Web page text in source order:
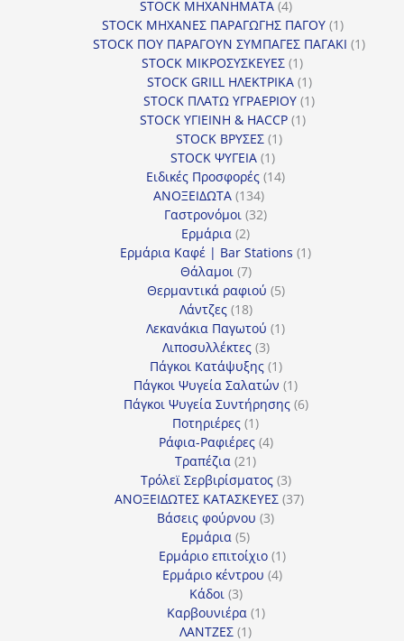
STOCK ΜΗΧΑΝΗΜΑΤΑ 44
προϊόντα
STOCK ΜΗΧΑΝΕΣ ΠΑΡΑΓΩΓΗΣ ΠΑΓΟΥ 11
προϊόν
STOCK ΠΟΥ ΠΑΡΑΓΟΥΝ ΣΥΜΠΑΓΕΣ ΠΑΓΑΚΙ 11
STOCK ΜΙΚΡΟΣΥΣΚΕΥΕΣ 11
προϊόν
STOCK GRILL ΗΛΕΚΤΡΙΚΑ 11
προϊόν
STOCK ΠΛΑΤΩ ΥΓΡΑΕΡΙΟΥ 11
STOCK ΥΓΙΕΙΝΗ & HACCP 11
STOCK ΒΡΥΣΕΣ 11
STOCK ΨΥΓΕΙΑ 11
προϊόν
Ειδικές Προσφορές 1414
ΑΝΟΞΕΙΔΩΤΑ 134134
προϊόντα
Γαστρονόμοι 3232
Ερμάρια 22
προϊόντα
Ερμάρια Καφέ | Bar Stations 11
Θάλαμοι 77
προϊόντα
Θερμαντικά ραφιού 55
Λάντζες 1818
προϊόντα
Λεκανάκια Παγωτού 11
Λιποσυλλέκτες 33
προϊόντα
Πάγκοι Κατάψυξης 11
προϊόν
Πάγκοι Ψυγεία Σαλατών 11
προϊόν
Πάγκοι Ψυγεία Συντήρησης 66
Ποτηριέρες 11
προϊόν
Ράφια-Ραφιέρες 44
Τραπέζια 2121
προϊόντα
Τρόλεϊ Σερβιρίσματος 33
προϊόντα
ΑΝΟΞΕΙΔΩΤΕΣ ΚΑΤΑΣΚΕΥΕΣ 3737
Βάσεις φούρνου 33
Ερμάρια 55
προϊόντα
Ερμάριο επιτοίχιο 11
προϊόν
Ερμάριο κέντρου 44
Κάδοι 33
προϊόντα
Καρβουνιέρα 11
ΛΑΝΤΖΕΣ 11